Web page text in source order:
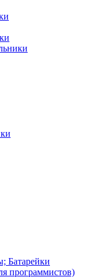
Батарейки